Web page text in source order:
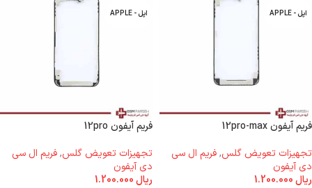
اپل - APPLE
فریم آیفون 12pro-max
تجهیزات تعویض گلس,فریم ال سی
دی آیفون
ریال
اپل - APPLE
فریم آیفون 12pro
تجهیزات تعویض گلس,فریم ال سی
دی آیفون
ریال